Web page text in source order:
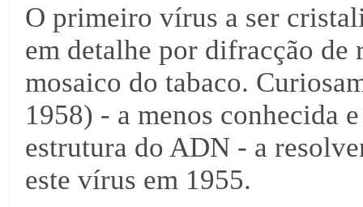
O primeiro vírus a ser
em detalhe por difracção
mosaico do tabaco.
1958) - a menos conhecida
estrutura do ADN - a
este vírus em 1955.